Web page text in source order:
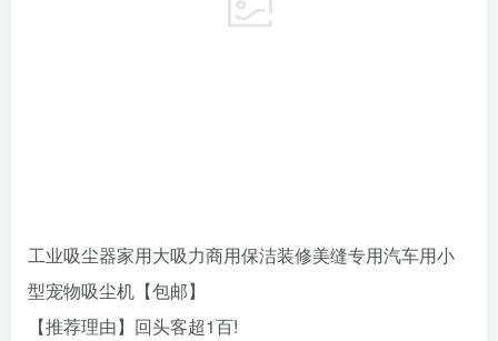
工业吸尘器家用大吸力商用保洁装修美缝专用汽车用小
型宠物吸尘机【包邮】
【推荐理由】回头客超1百!